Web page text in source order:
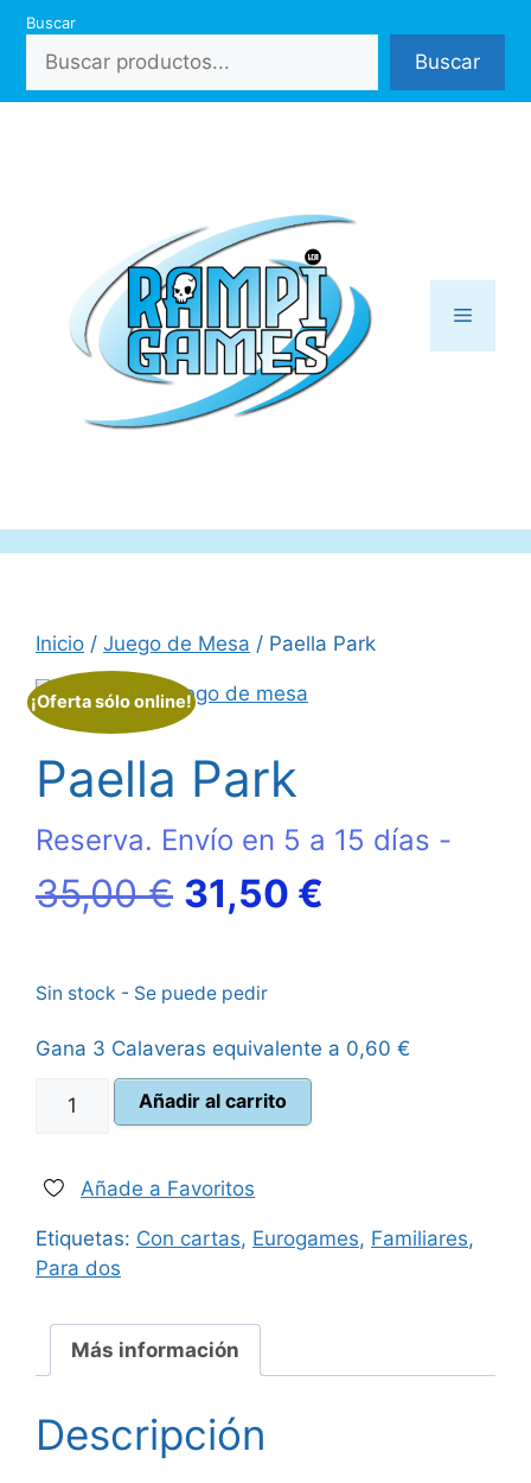
Saltar
contenido
Buscar
Buscar
Menú
Inicio / Juego de Mesa / Paella Park
¡Oferta sólo online!
Paella Park
Reserva. Envío en 5 a 15 días -
35,00€ El
original
era:
35,00 €.
31,50 €
es:
Sin stock - Se puede pedir
Gana 3 Calaveras equivalente a 0,60 €
Paella
Añadir al carrito
Añade a Favoritos
Etiquetas: Con cartas, Eurogames, Familiares,
Para dos
Más información
Descripción